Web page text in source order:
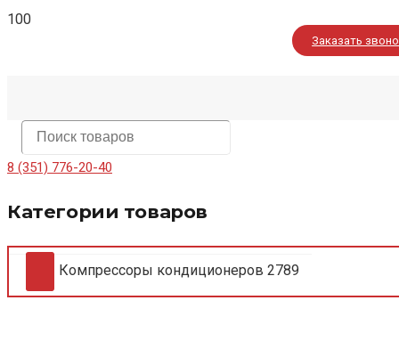
Заказать
8 (351) 776-20-40
Категории товаров
Компрессоры кондиционеров 2789